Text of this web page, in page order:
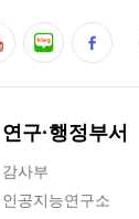
연구·행정부서
감사부
인공지능연구소